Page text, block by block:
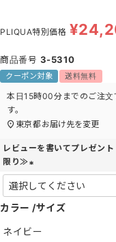
PLIQUA特別価格 ¥
商品番号 3-5310
クーポン対象 送料無料
本日15時00分 までのご注文
す。
東京都 お届け先を変更
レビューを書いてプレゼン
限り≫
必
須
カラー サイズ
ネイビー